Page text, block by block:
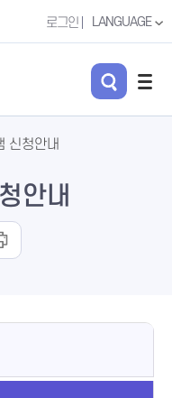
로그인 LANGUAGE
신청안내
안내